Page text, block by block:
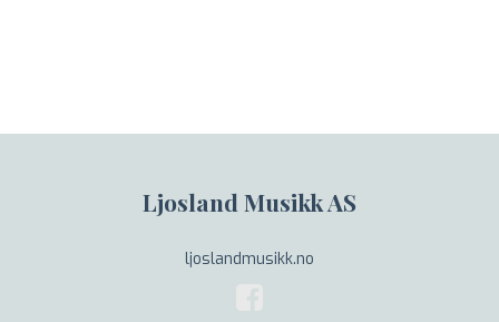
Ljosland Musikk AS
ljoslandmusikk.no